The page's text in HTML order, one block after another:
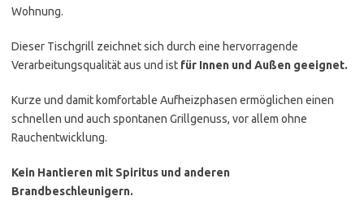
Wohnung.
Dieser Tischgrill zeichnet sich durch eine hervorragende
Verarbeitungsqualität aus und ist für Innen und Außen geeignet.
Kurze und damit komfortable Aufheizphasen ermöglichen einen
schnellen und auch spontanen Grillgenuss, vor allem ohne
Rauchentwicklung.
Kein Hantieren mit Spiritus und anderen
Brandbeschleunigern.